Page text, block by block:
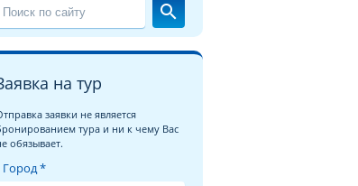
search
на тур
заявки не является
тура и ни к чему Вас
обязывает.
Город *